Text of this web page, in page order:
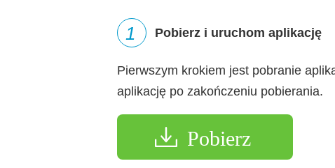
1 Pobierz i uruchom aplikację
Pierwszym krokiem jest pobranie
aplikację po zakończeniu pobierania.
Pobierz